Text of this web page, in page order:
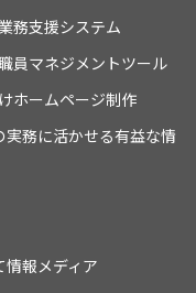
務支援システム
員マネジメントツール
ホームページ制作
務に活かせる有益な情
情報メディア